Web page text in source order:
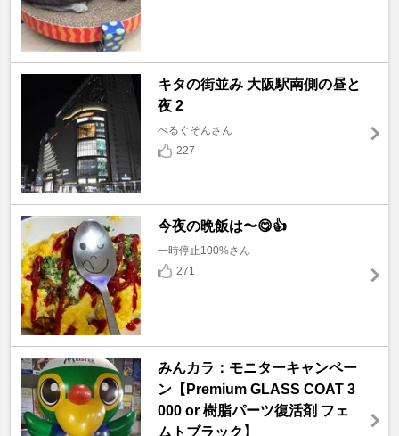
キタの街並み 大阪駅南側の昼と
夜 2
べるぐそんさん
227
今夜の晩飯は〜😋👍
一時停止100%さん
271
みんカラ：モニターキャンペー
ン【Premium GLASS COAT 3
000 or 樹脂パーツ復活剤 フェ
ムトブラック】